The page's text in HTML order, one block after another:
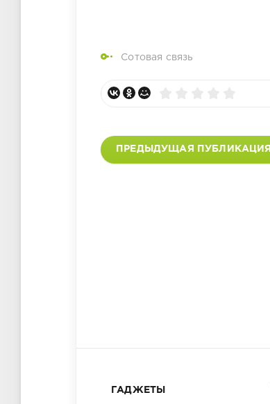
Сотовая связь
ПРЕДЫДУЩАЯ ПУБЛИКАЦИЯ
ГАДЖЕТЫ